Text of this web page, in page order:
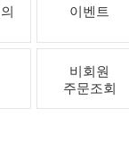
이벤트
비회원
주문조회